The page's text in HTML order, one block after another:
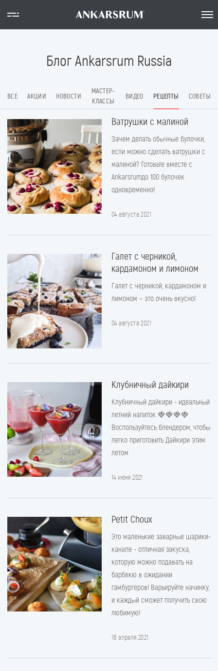
Блог Ankarsrum Russia
ВСЕ АКЦИИ НОВОСТИ
МАСТЕР-
КЛАССЫ
ВИДЕО РЕЦЕПТЫ СОВЕТЫ
Ватрушки с малиной
Зачем делать обычные булочки,
если можно сделать ватрушки с
малиной? Готовьте вместе с
Ankarsrumдо 100 булочек
одновременно!
04 августа 2021
Галет с черникой,
кардамоном и лимоном
Галет с черникой, кардамоном и
лимоном – это очень вкусно!
04 августа 2021
Клубничный дайкири
Клубничный дайкири - идеальный
летний напиток 🍓🍓🍓🍓
Воспользуйтесь блендером, чтобы
легко приготовить Дайкири этим
летом
14 июня 2021
Petit Choux
Это маленькие заварные шарики-
канапе - отличная закуска,
которую можно подавать на
барбекю в ожидании
гамбургеров! Варьируйте начинку,
и каждый сможет получить свою
любимую!
18 апреля 2021